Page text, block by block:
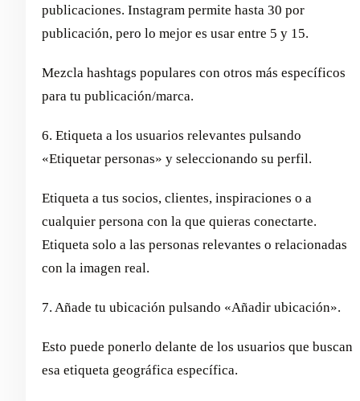
publicaciones. Instagram permite hasta 30 por
publicación, pero lo mejor es usar entre 5 y 15.
Mezcla hashtags populares con otros más específicos
para tu publicación/marca.
6. Etiqueta a los usuarios relevantes pulsando
«Etiquetar personas» y seleccionando su perfil.
Etiqueta a tus socios, clientes, inspiraciones o a
cualquier persona con la que quieras conectarte.
Etiqueta solo a las personas relevantes o relacionadas
con la imagen real.
7. Añade tu ubicación pulsando «Añadir ubicación».
Esto puede ponerlo delante de los usuarios que buscan
esa etiqueta geográfica específica.